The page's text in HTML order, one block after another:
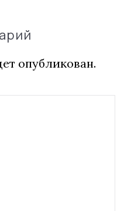
опубликован.